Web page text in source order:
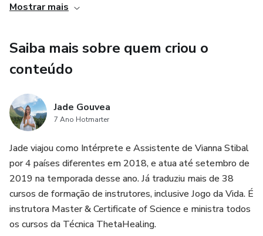
3. Certificado internacional e cadastro no ThetaHealing
praticante recebe um certificado com validade internacional
e é cadastrado no THInK, o que pode abrir portas para
4. Possibilidade de oferecer sessões para outras pessoas:
além de trabalhar em si mesmo, o participante aprende a
oferecer sessões de ThetaHealing para outras pessoas, o
que pode ser uma fonte de renda extra ou até mesmo uma
nova carreira.
Mostrar mais
Saiba mais sobre quem criou o
conteúdo
Jade Gouvea
7 Ano Hotmarter
Jade viajou como Intérprete e Assistente de Vianna Stibal
por 4 países diferentes em 2018, e atua até setembro de
2019 na temporada desse ano. Já traduziu mais de 38
cursos de formação de instrutores, inclusive Jogo da Vida. É
instrutora Master & Certificate of Science e ministra todos
os cursos da Técnica ThetaHealing.